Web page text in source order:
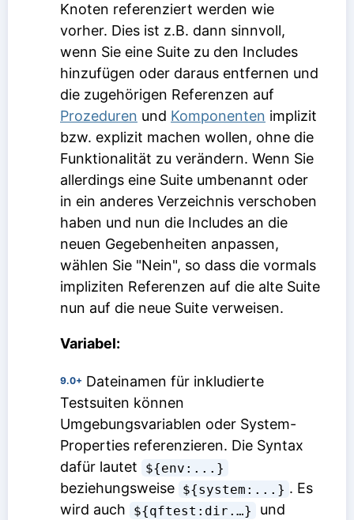
Knoten referenziert werden wie
vorher. Dies ist z.B. dann sinnvoll,
wenn Sie eine Suite zu den Includes
hinzufügen oder daraus entfernen und
die zugehörigen Referenzen auf
Prozeduren und Komponenten implizit
bzw. explizit machen wollen, ohne die
Funktionalität zu verändern. Wenn Sie
allerdings eine Suite umbenannt oder
in ein anderes Verzeichnis verschoben
haben und nun die Includes an die
neuen Gegebenheiten anpassen,
wählen Sie "Nein", so dass die vormals
impliziten Referenzen auf die alte Suite
nun auf die neue Suite verweisen.
Variabel:
9.0+ Dateinamen für inkludierte
Testsuiten können
Umgebungsvariablen oder System-
Properties referenzieren. Die Syntax
dafür lautet
${env:...}
beziehungsweise ${system:...} . Es
wird auch
${qftest:dir.…} und